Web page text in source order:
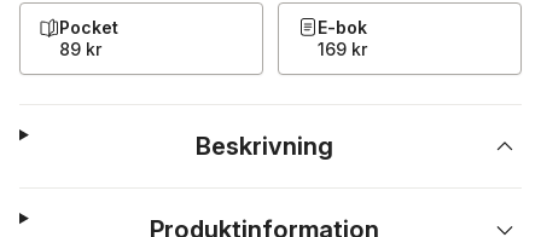
Pocket
89 kr
E-bok
169 kr
Beskrivning
Produktinformation